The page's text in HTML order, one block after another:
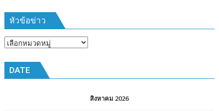
๒๕๖๙
หัวข้อข่าว
หัวข้อ
DATE
สิงหาคม 2026